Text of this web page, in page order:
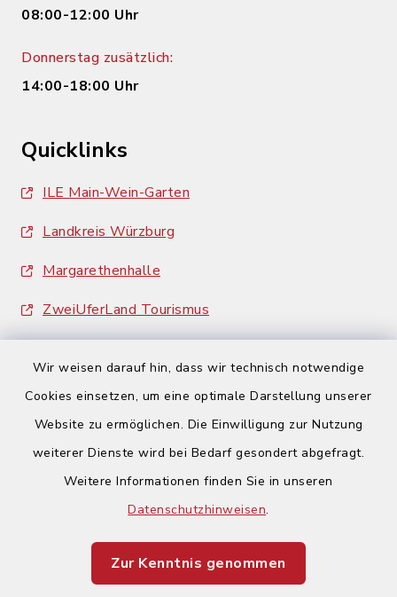
Wir weisen darauf hin, dass wir technisch notwendige
Cookies einsetzen, um eine optimale Darstellung unserer
Website zu ermöglichen. Die Einwilligung zur Nutzung
weiterer Dienste wird bei Bedarf gesondert abgefragt.
Weitere Informationen finden Sie in unseren
Datenschutzhinweisen.
Zur Kenntnis genommen
08:00-12:00 Uhr
Donnerstag zusätzlich:
14:00-18:00 Uhr
Quicklinks
ILE Main-Wein-Garten
Landkreis Würzburg
Margarethenhalle
ZweiUferLand Tourismus
Barrierefreiheit
Impressum